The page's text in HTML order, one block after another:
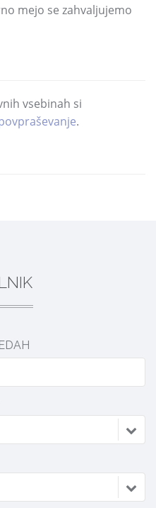
mejo se zahvaljujemo
vsebinah si
.